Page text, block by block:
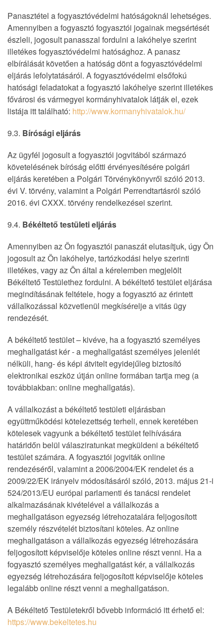
Panasztétel a fogyasztóvédelmi hatóságoknál lehetséges.
Amennyiben a fogyasztó fogyasztói jogainak megsértését
észleli, jogosult panasszal fordulni a lakóhelye szerint
illetékes fogyasztóvédelmi hatósághoz. A panasz
elbírálását követően a hatóság dönt a fogyasztóvédelmi
eljárás lefolytatásáról. A fogyasztóvédelmi elsőfokú
hatósági feladatokat a fogyasztó lakóhelye szerint illetékes
fővárosi és vármegyei kormányhivatalok látják el, ezek
listája itt található: http://www.kormanyhivatalok.hu/
9.3. Bírósági eljárás
Az ügyfél jogosult a fogyasztói jogvitából származó
követelésének bíróság előtti érvényesítésére polgári
eljárás keretében a Polgári Törvénykönyvről szóló 2013.
évi V. törvény, valamint a Polgári Perrendtartásról szóló
2016. évi CXXX. törvény rendelkezései szerint.
9.4. Békéltető testületi eljárás
Amennyiben az Ön fogyasztói panaszát elutasítjuk, úgy Ön
jogosult az Ön lakóhelye, tartózkodási helye szerinti
illetékes, vagy az Ön által a kérelemben megjelölt
Békéltető Testülethez fordulni. A békéltető testület eljárása
megindításának feltétele, hogy a fogyasztó az érintett
vállalkozással közvetlenül megkísérelje a vitás ügy
rendezését.
A békéltető testület – kivéve, ha a fogyasztó személyes
meghallgatást kér - a meghallgatást személyes jelenlét
nélküli, hang- és képi átvitelt egyidejűleg biztosító
elektronikai eszköz útján online formában tartja meg (a
továbbiakban: online meghallgatás).
A vállalkozást a békéltető testületi eljárásban
együttműködési kötelezettség terheli, ennek keretében
kötelesek vagyunk a békéltető testület felhívására
határidőn belül válasziratunkat megküldeni a békéltető
testület számára. A fogyasztói jogviták online
rendezéséről, valamint a 2006/2004/EK rendelet és a
2009/22/EK irányelv módosításáról szóló, 2013. május 21-i
524/2013/EU európai parlamenti és tanácsi rendelet
alkalmazásának kivételével a vállalkozás a
meghallgatáson egyezség létrehozatalára feljogosított
személy részvételét biztosítani köteles. Az online
meghallgatáson a vállalkozás egyezség létrehozására
feljogosított képviselője köteles online részt venni. Ha a
fogyasztó személyes meghallgatást kér, a vállalkozás
egyezség létrehozására feljogosított képviselője köteles
legalább online részt venni a meghallgatáson.
A Békéltető Testületekről bővebb információ itt érhető el:
https://www.bekeltetes.hu